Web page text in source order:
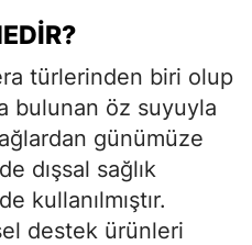
türlerinden biri olup
bulunan öz suyuyla
günümüze
dışsal sağlık
kullanılmıştır.
destek ürünleri